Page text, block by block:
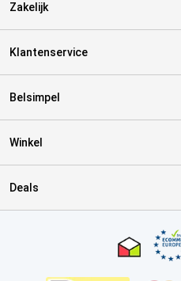
Zakelijk
Klantenservice
Belsimpel
Winkel
Deals